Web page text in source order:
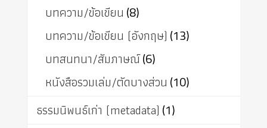
บทความ/ข้อเขียน (8)
บทความ/ข้อเขียน (อังกฤษ) (13)
บทสนทนา/สัมภาษณ์(6)
หนังสือรวมเล่ม/ตัดบางส่วน (10)
ธรรมนิพนธ์เก่า (metadata) (1)